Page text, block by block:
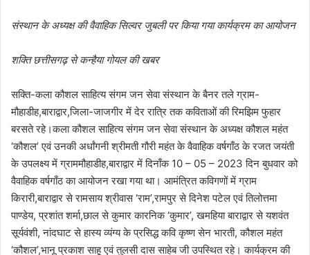
संस्थान के अध्यक्ष की वैवाहिक सिल्वर जुबली पर किया गया कार्यक्रम का आयोजन
शक्ति छत्तीसगढ़ से कन्हैया गोयल की खबर
सक्ति-कला कौशल साहित्य संगम जन सेवा संस्थान के बैनर तले ग्राम-
मौहाडीह,बाराद्वार,जिला-जाजगीर में देर रात्रि तक कविताओं की रिमझिम फुहार
बरसते रहे।कला कौशल साहित्य संगम जन सेवा संस्थान के अध्यक्ष कौशल महंत
‘कौशल’ एवं उनकी अर्धांगनी श्रीमती गौरी महंत के वैवाहिक वर्षगाँठ के रजत जयंती
के उपलक्ष्य में ग्राममौहाडीह,बाराद्वार में दिनाँक 10 – 05 – 2023 दिन बुधवार को
वैवाहिक वर्षगाँठ का आयोजन रखा गया था। आमंत्रित कविगणों में ग्राम
किरारी,बाराद्वार से रामसाय श्रीवास ‘राम’,रामपुर से दिनेश पटेल एवं तिलोत्तमा
पाण्डेय, प्रशांत शर्मा,छाल से कुमार कारनिक ‘कुमार’, खमहिया बाराद्वार से यशवंत
सूर्यवंशी, नांदघाट से हास्य व्यंग्य के प्रसिद्ध कवि कृष्ण सेन भारती, कौशल महंत
‘कौशल’,भानू प्रकाश साहू एवं तुलसी दास साहेब जी उपस्थित रहे। कार्यक्रम की